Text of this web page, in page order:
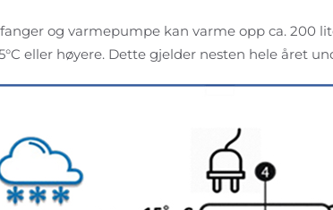
og varmepumpe kan varme opp ca. 200
eller høyere. Dette gjelder nesten hele året